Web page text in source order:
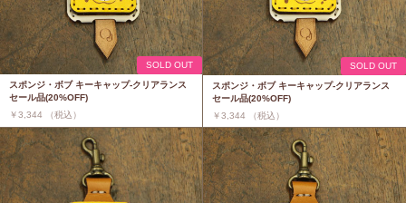
SOLD OUT
スポンジ・ボブ キーキャップ-クリアランス
セール品(20%OFF)
￥3,344 （税込）
SOLD OUT
スポンジ・ボブ キーキャップ-クリアランス
セール品(20%OFF)
￥3,344 （税込）